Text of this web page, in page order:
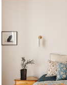
Collections
Déco & Linge de
Linge de table